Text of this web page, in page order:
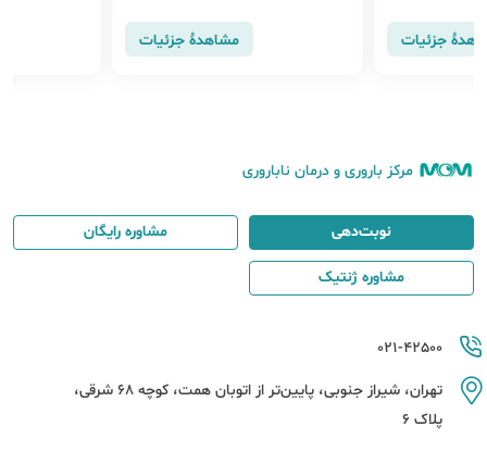
سال در آزمای
پس از چند سا
جزئیات
ن را بعد از یک دوره به طور میانگین
مشاهدهٔ جزئیات
مرکز باروری و درمان ناباروری
021-42500
تهران، شیراز جنوبی، پایین‌تر از اتوبان همت، کوچه 68 شرقی،
پلاک 6
نوبت‌دهی مشاوره رایگان
مشاوره ژنتیک